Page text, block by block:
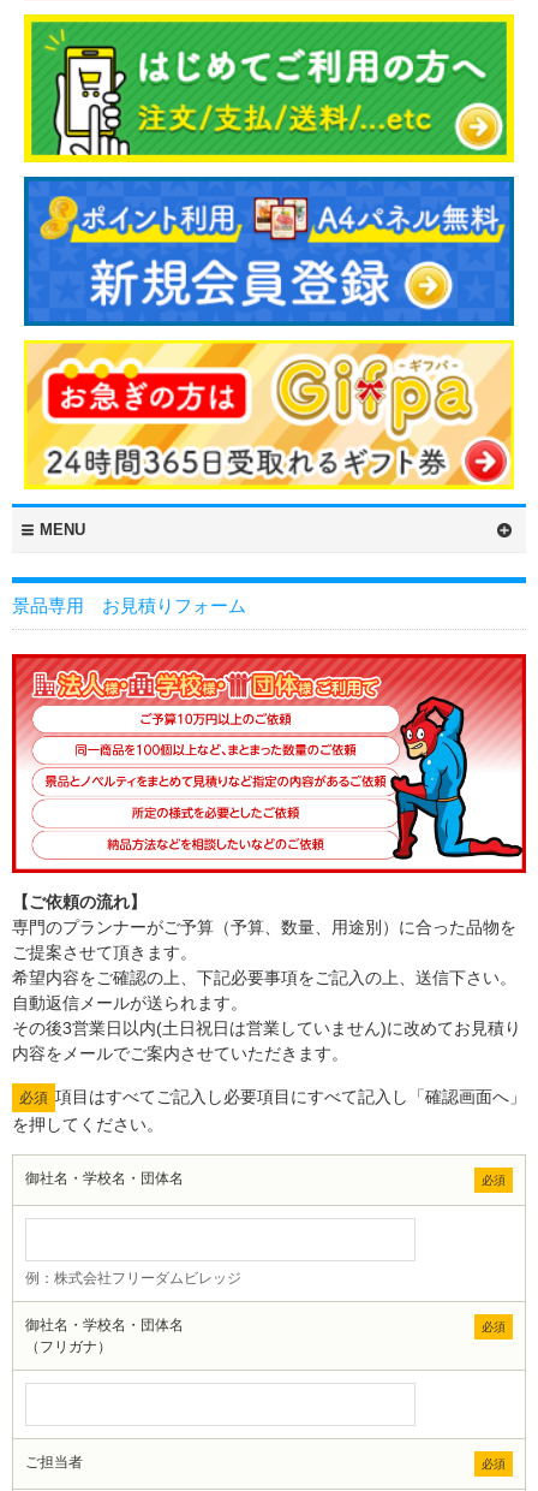
MENU
景品専用 お見積りフォーム
【ご依頼の流れ】
専門のプランナーがご予算（予算、数量、用途別）に合った品物を
ご提案させて頂きます。
希望内容をご確認の上、下記必要事項をご記入の上、送信下さい。
自動返信メールが送られます。
その後3営業日以内(土日祝日は営業していません)に改めてお見積り
内容をメールでご案内させていただきます。
必須 項目はすべてご記入し必要項目にすべて記入し「確認画面へ」
を押してください。
必須
御社名・学校名・団体名
例：株式会社フリーダムビレッジ
必須
御社名・学校名・団体名
（フリガナ）
必須
ご担当者